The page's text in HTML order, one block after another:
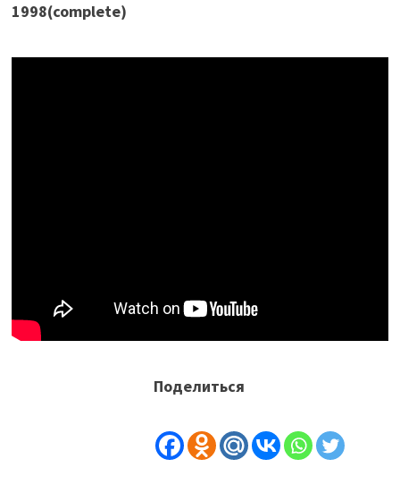
1998(complete)
Поделиться